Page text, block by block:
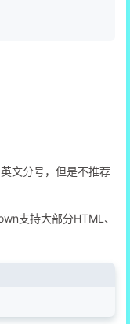
文分号，但是不推荐
支持大部分HTML、